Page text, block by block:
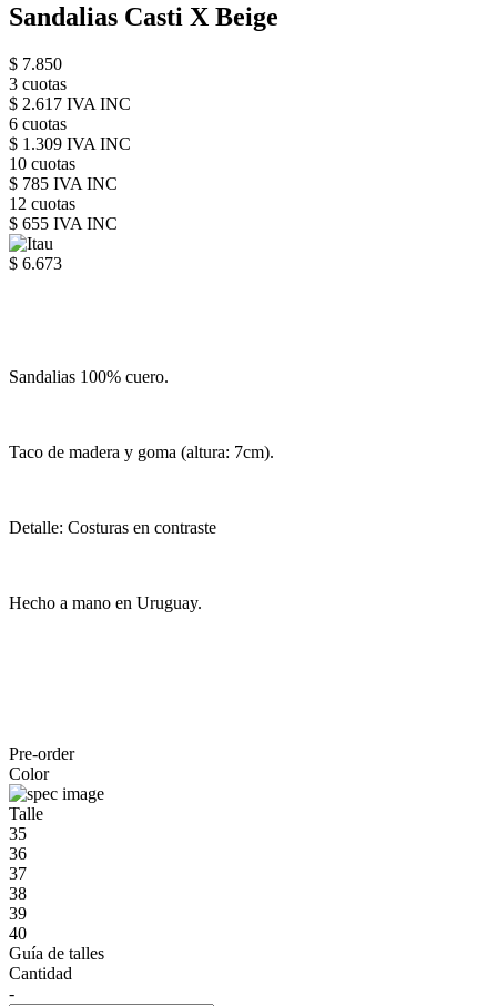
Sandalias Casti X Beige
$ 7.850
3 cuotas
$ 2.617 IVA INC
6 cuotas
$ 1.309 IVA INC
10 cuotas
$ 785 IVA INC
12 cuotas
$ 655 IVA INC
$ 6.673
Sandalias 100% cuero.
Taco de madera y goma (altura: 7cm).
Detalle: Costuras en contraste
Hecho a mano en Uruguay.
Pre-order
Color
Talle
35
36
37
38
39
40
Guía de talles
Cantidad
-